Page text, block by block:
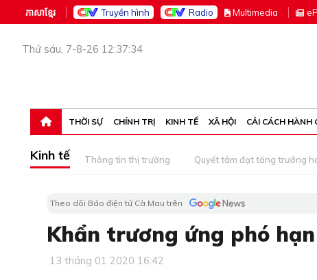
ភាសាខ្មែរ Truyền hình Radio Multimedia eP
Thứ sáu, 7-8-26 12:37:34
THỜI SỰ CHÍNH TRỊ KINH TẾ XÃ HỘI CẢI CÁCH HÀNH
Kinh tế Thông tin thị trường Quyết tâm đạt tăng trưởng
Theo dõi Báo điện tử Cà Mau trên
Khẩn trương ứng phó
13 tháng 01 2020 16:42